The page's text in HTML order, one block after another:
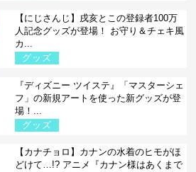
【にじさんじ】戌亥とこの登録者100万
人記念グッズが登場！ お守り＆チェキ風
カ...
グッズ
『ディズニー ツイステ』「マスターシェ
フ」の新規アートを使った新グッズが登
場！...
グッズ
【カナチョロ】カナンの水着のヒモがほ
どけて…!? アニメ『カナン様はあくまで